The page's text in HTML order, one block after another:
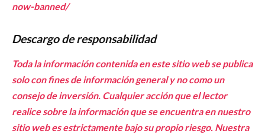
now-banned/
Descargo de responsabilidad
Toda la información contenida en este sitio web se publica
solo con fines de información general y no como un
consejo de inversión. Cualquier acción que el lector
realice sobre la información que se encuentra en nuestro
sitio web es estrictamente bajo su propio riesgo. Nuestra